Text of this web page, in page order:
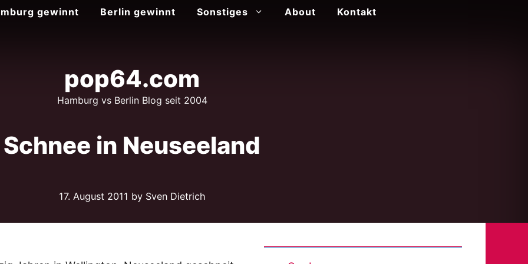
gewinnt Berlin gewinnt Sonstiges About Kontakt
pop64.com
Hamburg vs Berlin Blog seit 2004
Schnee in Neuseeland
17. August 2011 by Sven Dietrich